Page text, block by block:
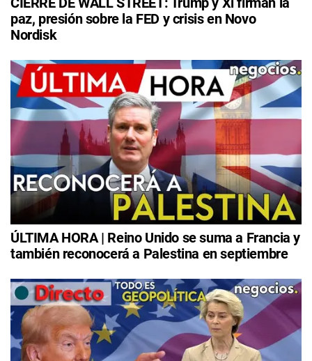
paz, presión sobre la FED y crisis en Novo
Nordisk
ÚLTIMA HORA | Reino Unido se suma a Francia y
también reconocerá a Palestina en septiembre